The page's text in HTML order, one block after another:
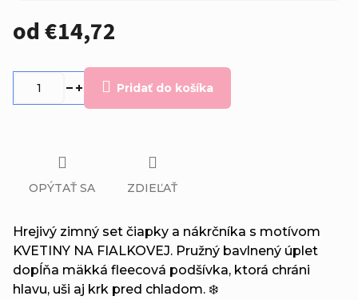
od€14,72
Pridať do košíka
Hrejivý zimný set čiapky a nákrčníka s motívom
KVETINY NA FIALKOVEJ. Pružný bavlnený úplet
dopĺňa mäkká fleecová podšívka, ktorá chráni
hlavu, uši aj krk pred chladom. ❄️
OPÝTAŤ SA ZDIEĽAŤ